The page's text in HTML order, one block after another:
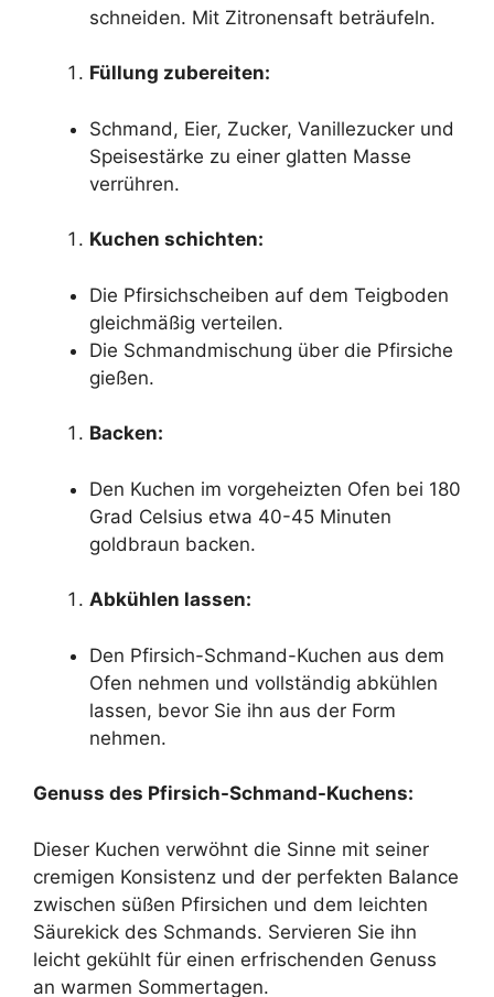
schneiden. Mit Zitronensaft beträufeln.
Füllung zubereiten:
Schmand, Eier, Zucker, Vanillezucker und
Speisestärke zu einer glatten Masse
verrühren.
Kuchen schichten:
Die Pfirsichscheiben auf dem Teigboden
gleichmäßig verteilen.
Die Schmandmischung über die Pfirsiche
gießen.
Backen:
Den Kuchen im vorgeheizten Ofen bei 180
Grad Celsius etwa 40-45 Minuten
goldbraun backen.
Abkühlen lassen:
Den Pfirsich-Schmand-Kuchen aus dem
Ofen nehmen und vollständig abkühlen
lassen, bevor Sie ihn aus der Form
nehmen.
Genuss des Pfirsich-Schmand-Kuchens:
Dieser Kuchen verwöhnt die Sinne mit seiner
cremigen Konsistenz und der perfekten Balance
zwischen süßen Pfirsichen und dem leichten
Säurekick des Schmands. Servieren Sie ihn
leicht gekühlt für einen erfrischenden Genuss
an warmen Sommertagen.